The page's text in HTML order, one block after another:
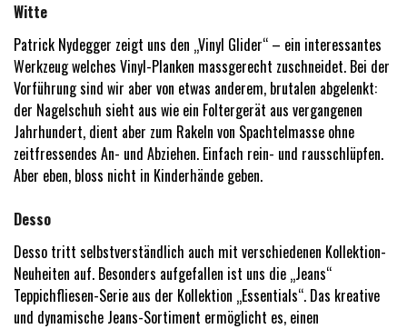
Witte
Patrick Nydegger zeigt uns den „Vinyl Glider“ – ein interessantes
Werkzeug welches Vinyl-Planken massgerecht zuschneidet. Bei der
Vorführung sind wir aber von etwas anderem, brutalen abgelenkt:
der Nagelschuh sieht aus wie ein Foltergerät aus vergangenen
Jahrhundert, dient aber zum Rakeln von Spachtelmasse ohne
zeitfressendes An- und Abziehen. Einfach rein- und rausschlüpfen.
Aber eben, bloss nicht in Kinderhände geben.
Desso
Desso tritt selbstverständlich auch mit verschiedenen Kollektion-
Neuheiten auf. Besonders aufgefallen ist uns die „Jeans“
Teppichfliesen-Serie aus der Kollektion „Essentials“. Das kreative
und dynamische Jeans-Sortiment ermöglicht es, einen